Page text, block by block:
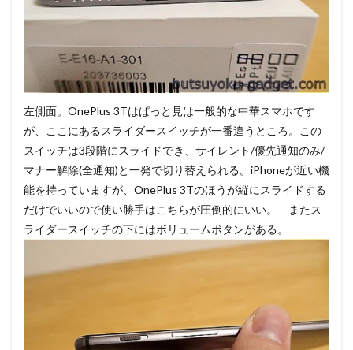
左側面。OnePlus 3Tはぱっと見は一般的な中華スマホです
が、ここにあるスライダースイッチが一番違うところ。この
スイッチは3段階にスライドでき、サイレント/優先通知のみ/
マナー解除(全通知)と一発で切り替えられる。iPhoneが近い機
能を持っていますが、OnePlus 3Tのほうが縦にスライドする
だけでいいので使い勝手はこちらが圧倒的にいい。 またス
ライダースイッチの下にはボリュームボタンがある。